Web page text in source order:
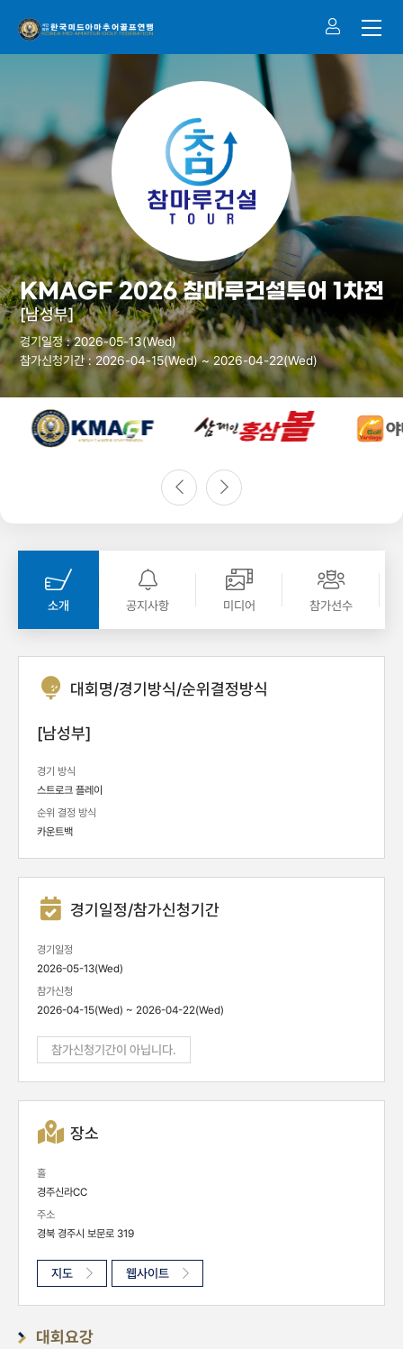
KMAGF 2026 참마루건설투어 1차전
[남성부]
경기일정 : 2026-05-13(Wed)
참가신청기간 : 2026-04-15(Wed) ~ 2026-04-22(Wed)
소개 공지사항 미디어 참가선수
대회명/경기방식/순위결정방식
[남성부]
경기 방식
스트로크 플레이
순위 결정 방식
카운트백
경기일정/참가신청기간
경기일정
2026-05-13(Wed)
참가신청
2026-04-15(Wed) ~ 2026-04-22(Wed)
참가신청기간이 아닙니다.
장소
홀
경주신라CC
주소
경북 경주시 보문로 319
지도 웹사이트
대회요강